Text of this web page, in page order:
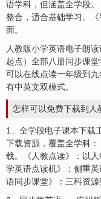
语学科，但涵盖全学段
整合，适合基础学习。
面。
人教版小学英语电子朗
起点）全部八册同步课
可以在线点读一年级到
有中英文双模式。
怎样可以免费下载到人
1、全学段电子课本下载
下载资源，覆盖全学科
载。《人教点读》：以
学英语点读机》：侧重
语同步课堂》：三科资源